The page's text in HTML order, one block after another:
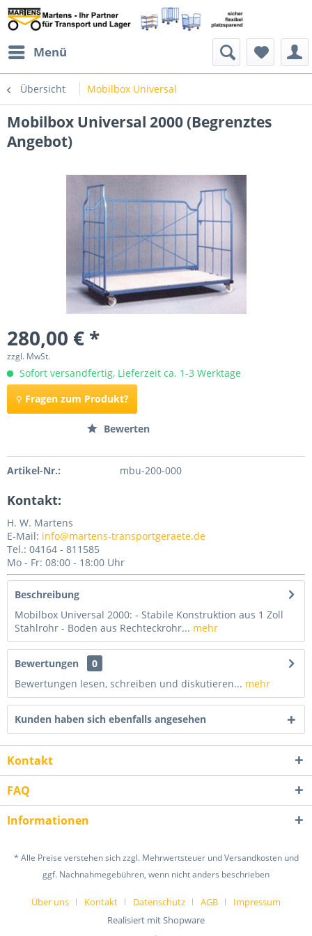
Menü
Übersicht Mobilbox Universal
Mobilbox Universal 2000 (Begrenztes
Angebot)
280,00 € *
zzgl. MwSt.
Sofort versandfertig, Lieferzeit ca. 1-3 Werktage
Fragen zum Produkt?
Bewerten
Artikel-Nr.: mbu-200-000
Kontakt:
H. W. Martens
E-Mail: info@martens-transportgeraete.de
Tel.: 04164 - 811585
Mo - Fr: 08:00 - 18:00 Uhr
Beschreibung
Mobilbox Universal 2000: - Stabile Konstruktion aus 1 Zoll
Stahlrohr - Boden aus Rechteckrohr... mehr
Bewertungen
0
Bewertungen lesen, schreiben und diskutieren... mehr
Kunden haben sich ebenfalls angesehen
Kontakt
FAQ
Informationen
* Alle Preise verstehen sich zzgl. Mehrwertsteuer und Versandkosten und
ggf. Nachnahmegebühren, wenn nicht anders beschrieben
Über uns Kontakt Datenschutz AGB
Impressum
Realisiert mit Shopware